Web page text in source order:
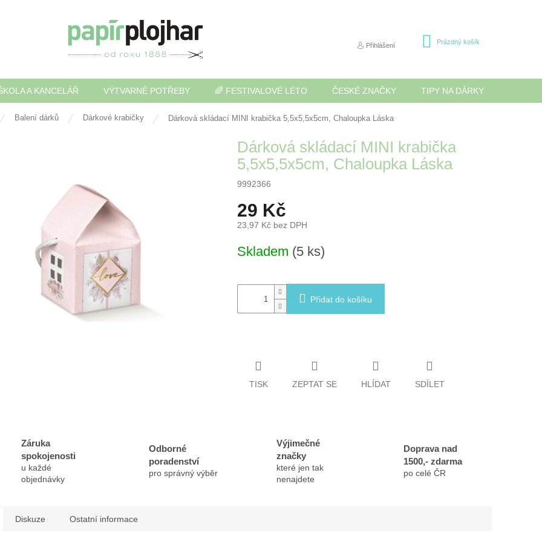
Přihlášení
NÁKUPNÍ
Prázdný košík
A KANCELÁŘ VÝTVARNÉ POTŘEBY 🌈 FESTIVALOVÉ LÉTO ČESKÉ ZNAČKY TIPY NA DÁRKY
Balení dárků Dárkové krabičky Dárková skládací MINI krabička 5,5x5,5x5cm, Chaloupka Láska
Dárková skládací MINI krabička
5,5x5,5x5cm, Chaloupka Láska
9992366
29 Kč
23,97 Kč bez DPH
cena:
Skladem (5 ks)
Přidat do košíku
TISK ZEPTAT SE HLÍDAT SDÍLET
Záruka
spokojenosti
u každé
objednávky
Odborné
poradenství
pro správný výběr
Výjimečné
značky
které jen tak
nenajdete
Doprava nad
1500,- zdarma
po celé ČR
Diskuze Ostatní informace